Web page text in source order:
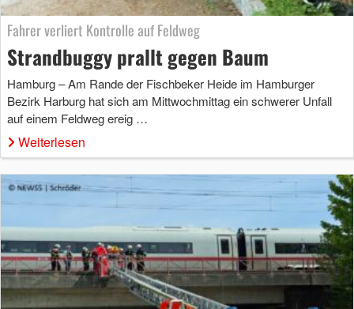
Fahrer verliert Kontrolle auf Feldweg
Strandbuggy prallt gegen Baum
Hamburg – Am Rande der Fischbeker Heide im Hamburger
Bezirk Harburg hat sich am Mittwochmittag ein schwerer Unfall
auf einem Feldweg ereig …
Weiterlesen